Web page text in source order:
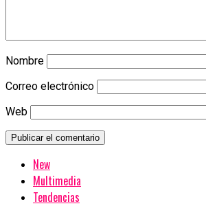
Nombre
Correo electrónico
Web
New
Multimedia
Tendencias